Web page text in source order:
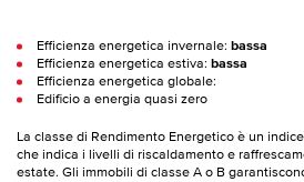
Efficienza energetica invernale: bassa
Efficienza energetica estiva: bassa
Efficienza energetica globale:
Edificio a energia quasi zero
La classe di Rendimento Energetico è un
che indica i livelli di riscaldamento e
estate. Gli immobili di classe A o B